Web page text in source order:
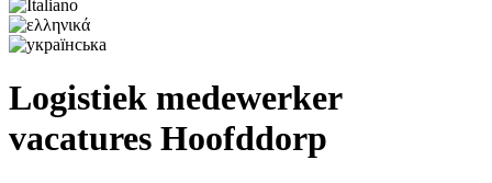
Logistiek medewerker
vacatures Hoofddorp